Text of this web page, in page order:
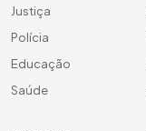
Justiça
Polícia
Educação
Saúde